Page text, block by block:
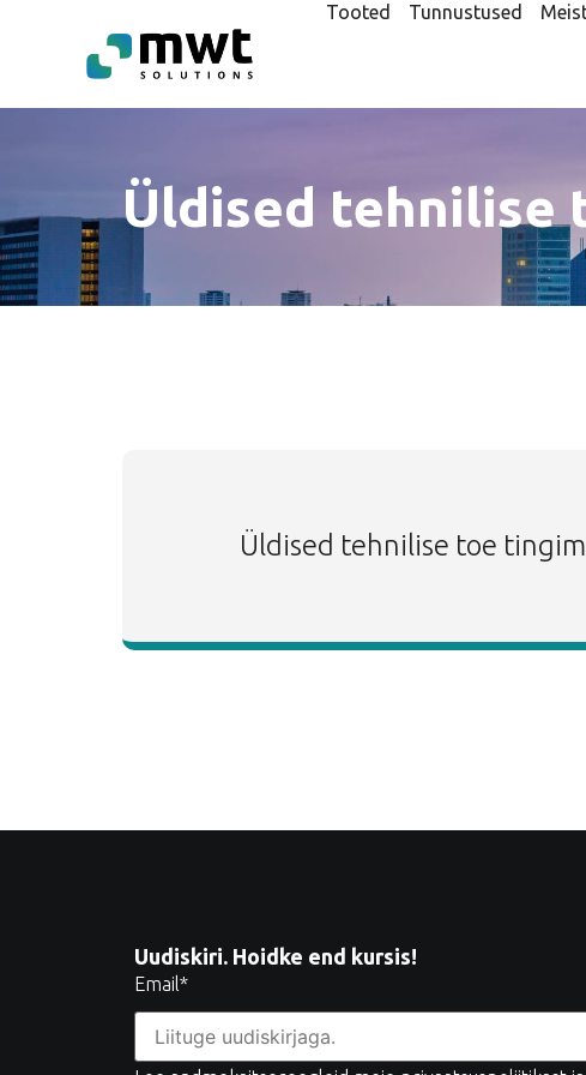
Tooted Tunnustused
Üldised tehnilise
Üldised tehnilise toe
Uudiskiri. Hoidke end kursis!
Email*